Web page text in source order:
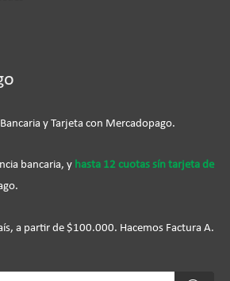
y Tarjeta con Mercadopago.
bancaria, y hasta 12 cuotas sín tarjeta de
a partir de $100.000. Hacemos Factura A.